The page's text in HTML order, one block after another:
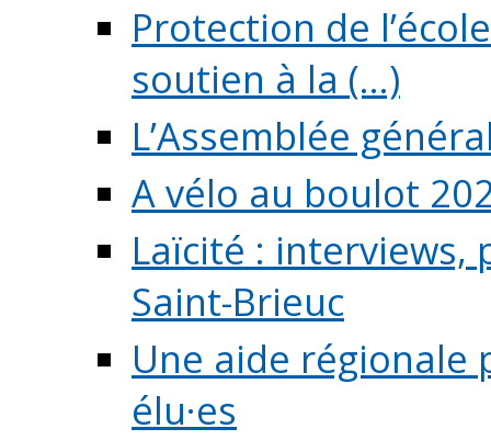
Protection de
soutien à la (...)
L’Assemblée
A vélo au boulot
Laïcité :
Saint-Brieuc
Une aide régionale
élu·es